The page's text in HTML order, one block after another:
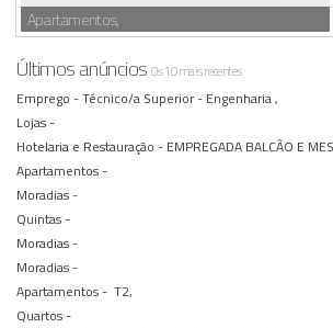
Apartamentos,
Últimos anúnciosOs 10 mais recentes
Emprego -Técnico/a Superior - Engenharia ,
Lojas -
Hotelaria e Restauração - EMPREGADA BALCÃO E
Apartamentos -
Moradias -
Quintas -
Moradias -
Moradias -
Apartamentos - T2,
Quartos -